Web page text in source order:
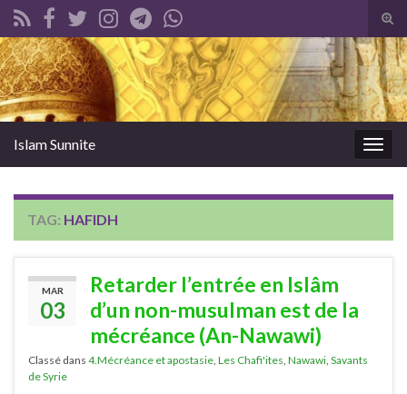
Search for:
Islam Sunnite
TAG: HAFIDH
MAR
03
Retarder l’entrée en Islâm
d’un non-musulman est de la
mécréance (An-Nawawi)
Classé dans 4.Mécréance et apostasie Les Chafi'ites Nawawi Savants
de Syrie